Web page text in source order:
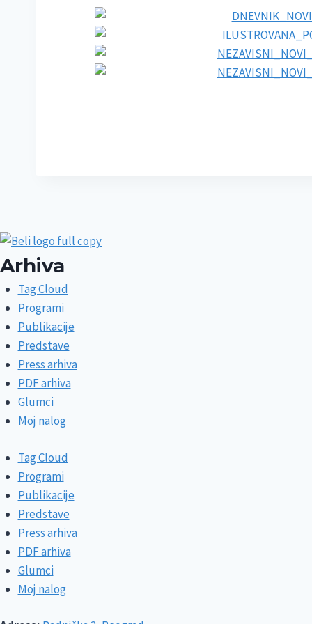
Arhiva
Tag Cloud
Programi
Publikacije
Predstave
Press arhiva
PDF arhiva
Glumci
Moj nalog
Tag Cloud
Programi
Publikacije
Predstave
Press arhiva
PDF arhiva
Glumci
Moj nalog